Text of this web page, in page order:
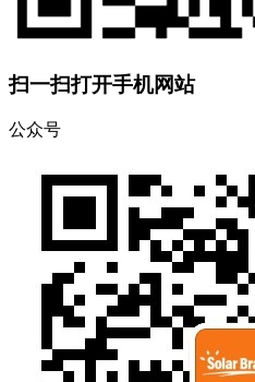
扫一扫打开手机网站
公众号